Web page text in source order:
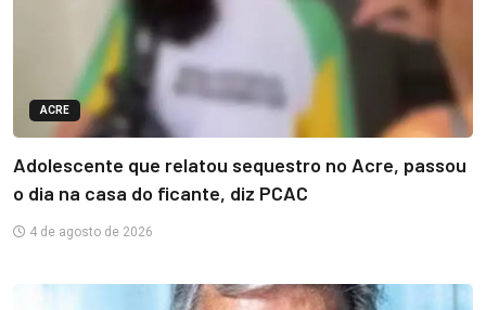
ACRE
Adolescente que relatou sequestro no Acre, passou
o dia na casa do ficante, diz PCAC
4 de agosto de 2026